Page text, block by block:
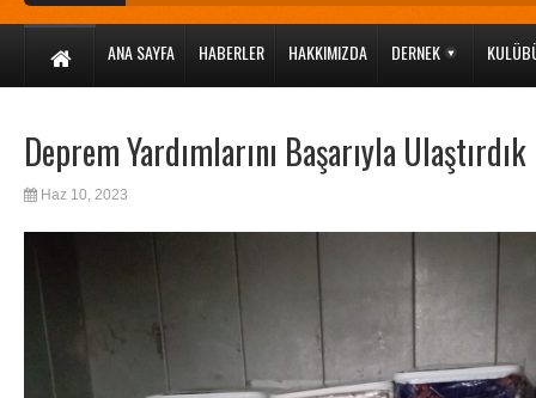
ANA SAYFA HABERLER HAKKIMIZDA DERNEK
Deprem Yardımlarını Başarıyla Ulaştırdık
Haz 10, 2023